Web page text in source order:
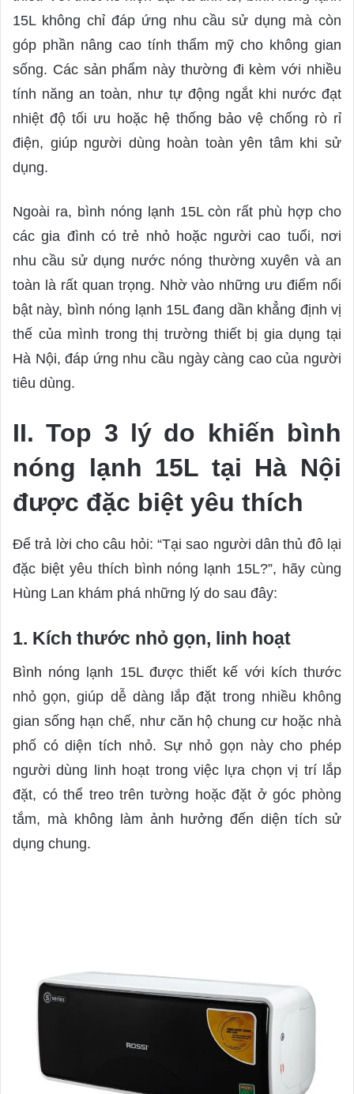
15L không chỉ đáp ứng nhu cầu sử dụng mà còn
góp phần nâng cao tính thẩm mỹ cho không gian
sống. Các sản phẩm này thường đi kèm với nhiều
tính năng an toàn, như tự động ngắt khi nước đạt
nhiệt độ tối ưu hoặc hệ thống bảo vệ chống rò rỉ
điện, giúp người dùng hoàn toàn yên tâm khi sử
dụng.
Ngoài ra, bình nóng lạnh 15L còn rất phù hợp cho
các gia đình có trẻ nhỏ hoặc người cao tuổi, nơi
nhu cầu sử dụng nước nóng thường xuyên và an
toàn là rất quan trọng. Nhờ vào những ưu điểm nổi
bật này, bình nóng lạnh 15L đang dần khẳng định vị
thế của mình trong thị trường thiết bị gia dụng tại
Hà Nội, đáp ứng nhu cầu ngày càng cao của người
tiêu dùng.
II. Top 3 lý do khiến bình
nóng lạnh 15L tại Hà Nội
được đặc biệt yêu thích
Để trả lời cho câu hỏi: “Tại sao người dân thủ đô lại
đặc biệt yêu thích bình nóng lạnh 15L?”, hãy cùng
Hùng Lan khám phá những lý do sau đây:
1. Kích thước nhỏ gọn, linh hoạt
Bình nóng lạnh 15L được thiết kế với kích thước
nhỏ gọn, giúp dễ dàng lắp đặt trong nhiều không
gian sống hạn chế, như căn hộ chung cư hoặc nhà
phố có diện tích nhỏ. Sự nhỏ gọn này cho phép
người dùng linh hoạt trong việc lựa chọn vị trí lắp
đặt, có thể treo trên tường hoặc đặt ở góc phòng
tắm, mà không làm ảnh hưởng đến diện tích sử
dụng chung.